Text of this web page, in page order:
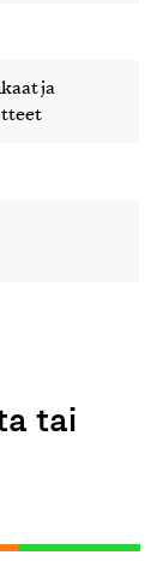
ja
tai